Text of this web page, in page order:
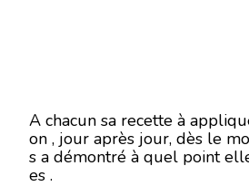
A chacun sa recette à
on , jour après jour, dès le
s a démontré à quel point
es .